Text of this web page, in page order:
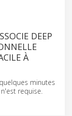
DEEP
À
minutes
requise.